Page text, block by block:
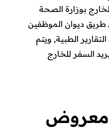
بوزارة الصحة
ديوان الموظفين
الطبية, ويتم
السفر للخارج
معروض